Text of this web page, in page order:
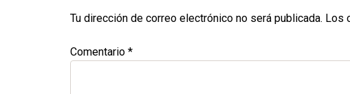
Tu dirección de correo electrónico no será publicada. Los
Comentario *